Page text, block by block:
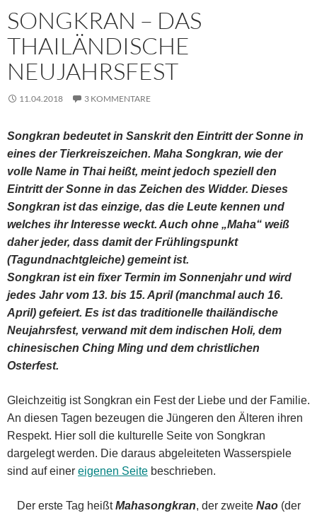
SONGKRAN – DAS
THAILÄNDISCHE
NEUJAHRSFEST
11.04.2018 3 KOMMENTARE
Songkran bedeutet in Sanskrit den Eintritt der Sonne in
eines der Tierkreiszeichen. Maha Songkran, wie der
volle Name in Thai heißt, meint jedoch speziell den
Eintritt der Sonne in das Zeichen des Widder. Dieses
Songkran ist das einzige, das die Leute kennen und
welches ihr Interesse weckt. Auch ohne „Maha“ weiß
daher jeder, dass damit der Frühlingspunkt
(Tagundnachtgleiche) gemeint ist.
Songkran ist ein fixer Termin im Sonnenjahr und wird
jedes Jahr vom 13. bis 15. April (manchmal auch 16.
April) gefeiert. Es ist das traditionelle thailändische
Neujahrsfest, verwand mit dem indischen Holi, dem
chinesischen Ching Ming und dem christlichen
Osterfest.
Gleichzeitig ist Songkran ein Fest der Liebe und der Familie.
An diesen Tagen bezeugen die Jüngeren den Älteren ihren
Respekt. Hier soll die kulturelle Seite von Songkran
dargelegt werden. Die daraus abgeleiteten Wasserspiele
sind auf einer eigenen Seite beschrieben.
Der erste Tag heißtMahasongkran, der zweite Nao (der